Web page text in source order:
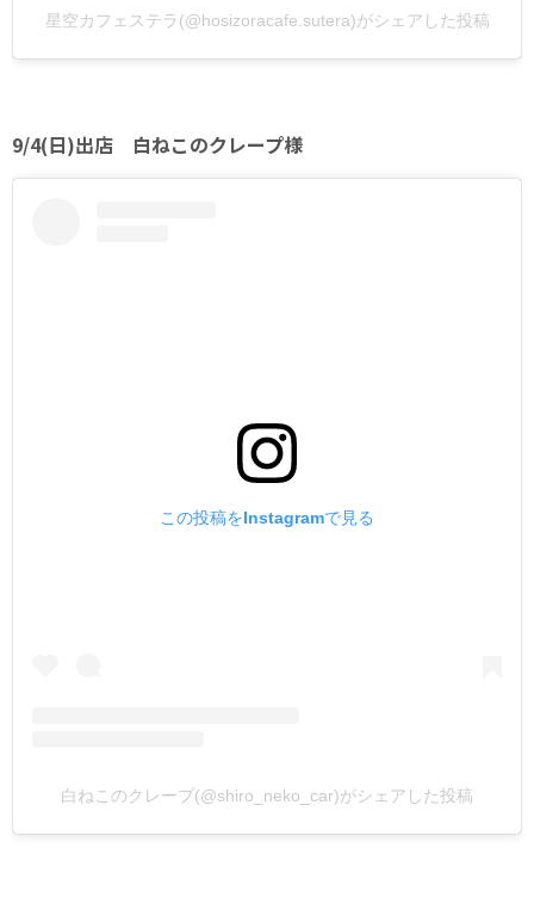
星空カフェステラ(@hosizoracafe.sutera)がシェアした投稿
9/4(日)出店 白ねこのクレープ様
この投稿をInstagramで見る
白ねこのクレープ(@shiro_neko_car)がシェアした投稿